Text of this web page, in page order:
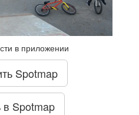
в приложении
Spotmap
в Spotmap